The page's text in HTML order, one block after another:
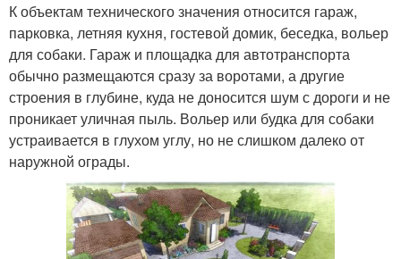
К объектам технического значения относится гараж,
парковка, летняя кухня, гостевой домик, беседка, вольер
для собаки. Гараж и площадка для автотранспорта
обычно размещаются сразу за воротами, а другие
строения в глубине, куда не доносится шум с дороги и не
проникает уличная пыль. Вольер или будка для собаки
устраивается в глухом углу, но не слишком далеко от
наружной ограды.